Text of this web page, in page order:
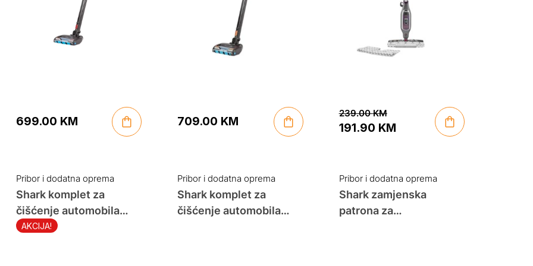
699.00 KM 709.00 KM
239.00KM
was:
239.00 KM.
191.90 KM
is:
191.90 KM.
Pribor i dodatna oprema
AKCIJA!
Shark komplet za
čišćenje automobila
XSKHCK400EUKT
Pribor i dodatna oprema
Shark komplet za
čišćenje automobila
Pribor i dodatna oprema
Shark zamjenska
patrona za